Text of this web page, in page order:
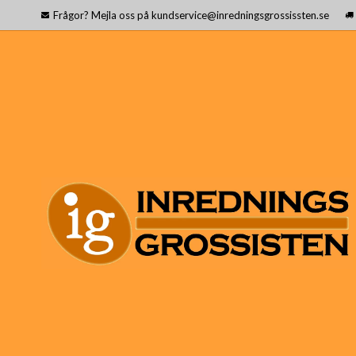
Frågor? Mejla oss på kundservice@inredningsgrossissten.se